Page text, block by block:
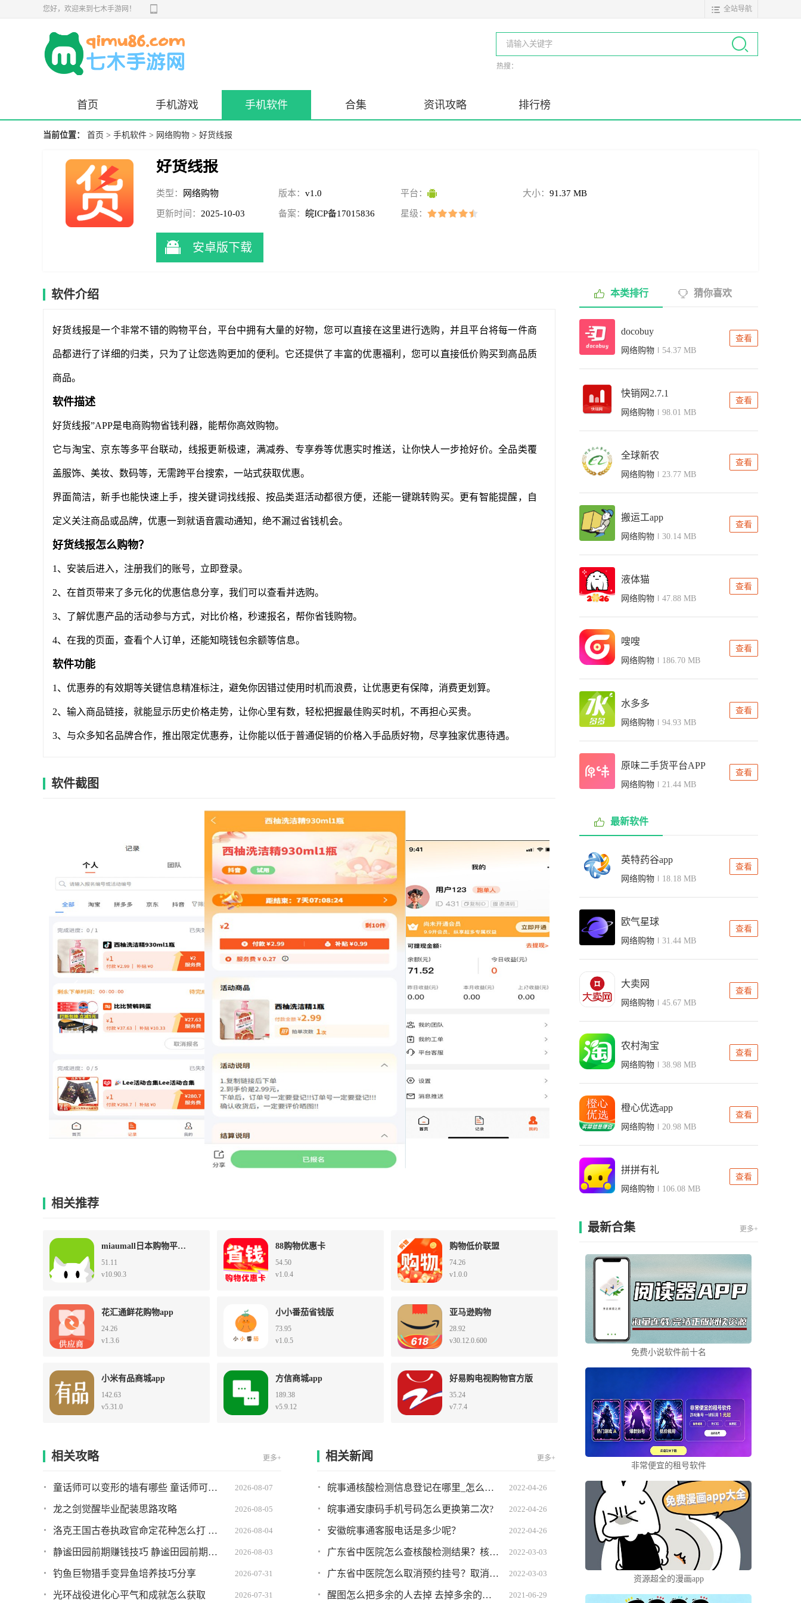
您好，欢迎来到七木手游网！ 全站导航
热搜：
首页 手机游戏 手机软件 合集 资讯攻略 排行榜
当前位置： 首页 > 手机软件 > 网络购物 > 好货线报
好货线报
类型： 网络购物 版本： v1.0 平台： 大小： 91.37 MB
更新时间： 2025-10-03
09:53:48
备案： 皖ICP备17015836 星级：
安卓版下载
软件介绍
好货线报是一个非常不错的购物平台，平台中拥有大量的好物，您可以直接在这里进行选购，并且平台将每一件商
品都进行了详细的归类，只为了让您选购更加的便利。它还提供了丰富的优惠福利，您可以直接低价购买到高品质
商品。
软件描述
好货线报”APP是电商购物省钱利器，能帮你高效购物。
它与淘宝、京东等多平台联动，线报更新极速，满减券、专享券等优惠实时推送，让你快人一步抢好价。全品类覆
盖服饰、美妆、数码等，无需跨平台搜索，一站式获取优惠。
界面简洁，新手也能快速上手，搜关键词找线报、按品类逛活动都很方便，还能一键跳转购买。更有智能提醒，自
定义关注商品或品牌，优惠一到就语音震动通知，绝不漏过省钱机会。
好货线报怎么购物？
1、安装后进入，注册我们的账号，立即登录。
2、在首页带来了多元化的优惠信息分享，我们可以查看并选购。
3、了解优惠产品的活动参与方式，对比价格，秒速报名，帮你省钱购物。
4、在我的页面，查看个人订单，还能知晓钱包余额等信息。
软件功能
1、优惠券的有效期等关键信息精准标注，避免你因错过使用时机而浪费，让优惠更有保障，消费更划算。
2、输入商品链接，就能显示历史价格走势，让你心里有数，轻松把握最佳购买时机，不再担心买贵。
3、与众多知名品牌合作，推出限定优惠券，让你能以低于普通促销的价格入手品质好物，尽享独家优惠待遇。
软件截图
相关推荐
miaumall日本购物平台app
51.11
v10.90.3
88购物优惠卡
54.50
v1.0.4
购物低价联盟
74.26
v1.0.0
花汇通鲜花购物app
24.26
v1.3.6
小小番茄省钱版
73.95
v1.0.5
亚马逊购物
28.92
v30.12.0.600
小米有品商城app
142.63
v5.31.0
方信商城app
189.38
v5.9.12
好易购电视购物官方版
35.24
v7.7.4
相关攻略 更多+
童话师可以变形的墙有哪些 童话师可以变形的墙推荐 2026-08-07
龙之剑觉醒毕业配装思路攻略 2026-08-05
洛克王国古卷执政官命定花种怎么打 古卷执政官命定花种打法攻略 2026-08-04
静谧田园前期赚钱技巧 静谧田园前期如何快速赚到钱 2026-08-03
钓鱼巨物猎手变异鱼培养技巧分享 2026-07-31
光环战役进化心平气和成就怎么获取 2026-07-31
相关新闻 更多+
皖事通核酸检测信息登记在哪里_怎么弄?详细图文教程 2022-04-26
皖事通安康码手机号码怎么更换第二次? 2022-04-26
安徽皖事通客服电话是多少呢？ 2022-04-26
广东省中医院怎么查核酸检测结果？核酸检测结果查询方法 2022-03-03
广东省中医院怎么取消预约挂号？取消挂号方法 2022-03-03
醒图怎么把多余的人去掉 去掉多余的人教程分享 2021-06-29
本类排行 猜你喜欢
docobuy
网络购物 54.37 MB
查看
快销网2.7.1
网络购物 98.01 MB
查看
全球新农
网络购物 23.77 MB
查看
搬运工app
网络购物 30.14 MB
查看
液体猫
网络购物 47.88 MB
查看
嗖嗖
网络购物 186.70 MB
查看
水多多
网络购物 94.93 MB
查看
原味二手货平台APP
网络购物 21.44 MB
查看
最新软件
英特药谷app
网络购物 18.18 MB
查看
欧气星球
网络购物 31.44 MB
查看
大卖网
网络购物 45.67 MB
查看
农村淘宝
网络购物 38.98 MB
查看
橙心优选app
网络购物 20.98 MB
查看
拼拼有礼
网络购物 106.08 MB
查看
最新合集 更多+
免费小说软件前十名
非常便宜的租号软件
资源超全的漫画app